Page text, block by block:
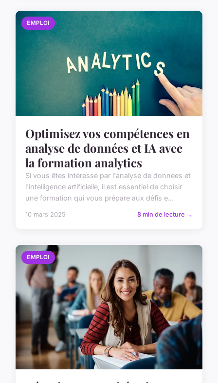
EMPLOI
Optimisez vos compétences en
analyse de données et IA avec
la formation analytics
Si vous êtes intéressé par l'analyse de données et
l'intelligence artificielle, il est essentiel de choisir
une formation qui vous prépare aux défis e...
10 mars 2025 8 min de lecture →
EMPLOI